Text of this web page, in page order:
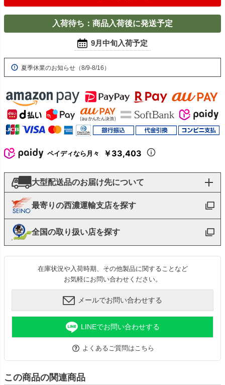
入荷待ち：商品入荷後に発送予定
9月中旬入荷予定
夏季休業のお知らせ（8/9-8/16）
ペイディなら月々 ￥33,403
大型配送品のお届け先について
最寄りの西濃運輸支店を探す
全国の取り扱い店を探す
在庫状況や入荷時期、その他製品に関することなど
お気軽にお問い合わせください。
メールでお問い合わせする
LINEでお問い合わせする
よくあるご質問はこちら
この商品の関連商品